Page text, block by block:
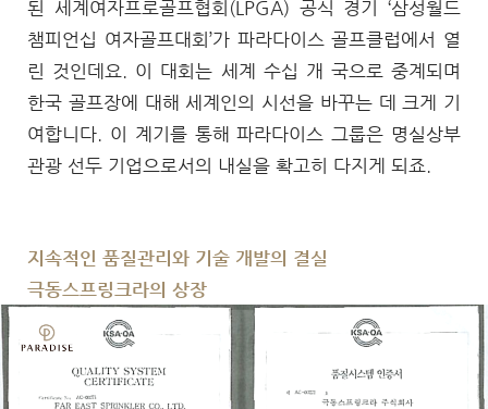
된 세계여자프로골프협회(LPGA) 공식 경기 ‘삼성월드
챔피언십 여자골프대회’가 파라다이스 골프클럽에서 열
린 것인데요. 이 대회는 세계 수십 개 국으로 중계되며
한국 골프장에 대해 세계인의 시선을 바꾸는 데 크게 기
여합니다. 이 계기를 통해 파라다이스 그룹은 명실상부
관광 선두 기업으로서의 내실을 확고히 다지게 되죠.
지속적인 품질관리와 기술 개발의 결실
극동스프링크라의 상장